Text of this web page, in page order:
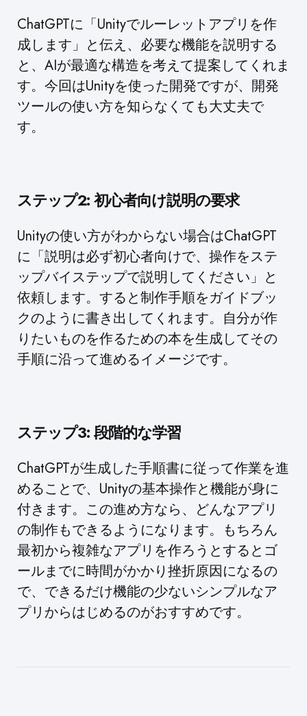
ChatGPTに「Unityでルーレットアプリを作
成します」と伝え、必要な機能を説明する
と、AIが最適な構造を考えて提案してくれま
す。今回はUnityを使った開発ですが、開発
ツールの使い方を知らなくても大丈夫で
す。
ステップ2: 初心者向け説明の要求
Unityの使い方がわからない場合はChatGPT
に「説明は必ず初心者向けで、操作をステ
ップバイステップで説明してください」と
依頼します。すると制作手順をガイドブッ
クのように書き出してくれます。自分が作
りたいものを作るための本を生成してその
手順に沿って進めるイメージです。
ステップ3: 段階的な学習
ChatGPTが生成した手順書に従って作業を進
めることで、Unityの基本操作と機能が身に
付きます。この進め方なら、どんなアプリ
の制作もできるようになります。もちろん
最初から複雑なアプリを作ろうとするとゴ
ールまでに時間がかかり挫折原因になるの
で、できるだけ機能の少ないシンプルなア
プリからはじめるのがおすすめです。